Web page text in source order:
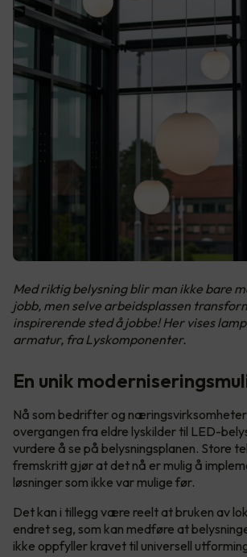
Med riktig belysning blir man ikke bare
jobb, men selve arbeidsplassen
inspirerende sted å jobbe! Her vises
armatur, fra Lyskomponenter.
En unik
Nå som bedrifter og
overgangen fra eldre lyskilder til LED-
vurdere å se på belysningsplanen. Store
fremskritt gjør at det nå er mulig å
løsninger som ikke var mulige før.
Det kan i tillegg være reelt at bruken av
endret seg, som kan medføre at
ikke oppfyller kravet til universell